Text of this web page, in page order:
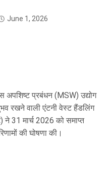
June 1, 2026
अपशिष्ट प्रबंधन (MSW) उद्योग
रखने वाली एंटनी वेस्ट हैंडलिंग
31 मार्च 2026 को समाप्त
की घोषणा की।